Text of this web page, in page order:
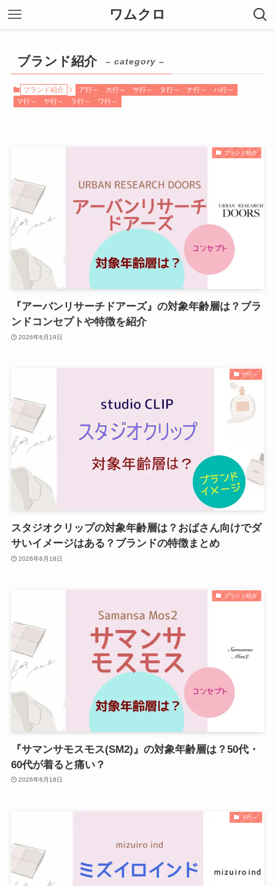
ワムクロ
ブランド紹介 – category –
ブランド紹介 ア行～ カ行～ サ行～ タ行～ ナ行～
ハ行～
マ行～
ヤ行～ ラ行～ ワ行～
ブランド紹介
『アーバンリサーチドアーズ』の対象年齢層は？ブラ
ンドコンセプトや特徴を紹介
2026年6月19日
サ行～
スタジオクリップの対象年齢層は？おばさん向けでダ
サいイメージはある？ブランドの特徴まとめ
2026年6月18日
ブランド紹介
『サマンサモスモス(SM2)』の対象年齢層は？50代・
60代が着ると痛い？
2026年6月18日
マ行～